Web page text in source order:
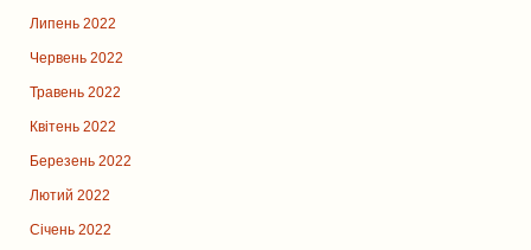
Липень 2022
Червень 2022
Травень 2022
Квітень 2022
Березень 2022
Лютий 2022
Січень 2022